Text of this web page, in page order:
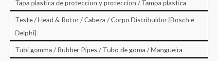
Tapa plastica de proteccion y proteccion / Tampa plastica
Teste / Head & Rotor / Cabeza / Corpo Distribuidor [Bosch e
Delphi]
Tubi gomma / Rubber Pipes / Tubo de goma / Mangueira